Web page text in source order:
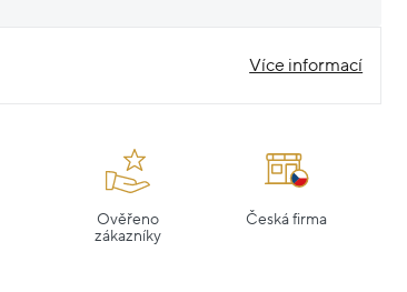
Více informací
Ověřeno
zákazníky
Česká firma